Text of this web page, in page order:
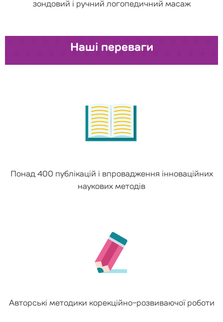
зондовий і ручний логопедичний масаж
Наші переваги
Понад 400 публікацій і впровадження інноваційних
наукових методів
Авторські методики корекційно-розвиваючої роботи